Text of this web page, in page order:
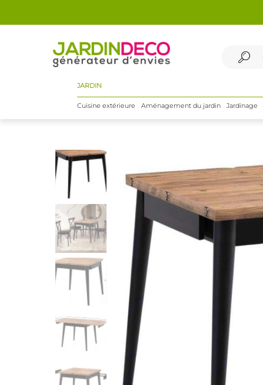
JARDIN
Cuisine extérieure Aménagement du jardin Jardinage